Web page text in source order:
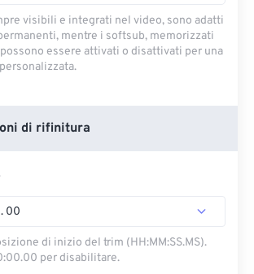
visibili e integrati nel video, sono adatti
mentre i softsub, memorizzati
essere attivati ​​o disattivati ​​per una
di rifinitura
. 00
di inizio del trim (HH:MM:SS.MS).
per disabilitare.